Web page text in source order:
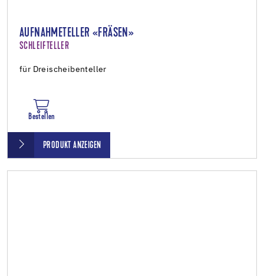
AUFNAHMETELLER «FRÄSEN»
SCHLEIFTELLER
für Dreischeibenteller
Bestellen
PRODUKT ANZEIGEN